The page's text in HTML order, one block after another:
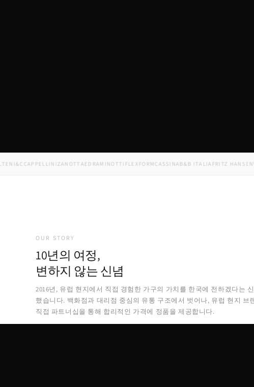
CAPPELLINI ZANOTTA EDRAMINOTTIFLEXFORM CASSINAB&B ITALIAFRITZ HANSEN
OUR STORY
10년의 여정,
변하지 않는 신념
2016년, 유럽 현지에서 직접 경험한 가구의 가치를 한국에 전하겠다는
했습니다. 백화점과 대리점 중심의 유통 구조에서 벗어나, 유럽 현지 브
직접 파트너십을 통해 합리적인 가격에 정품을 제공합니다.